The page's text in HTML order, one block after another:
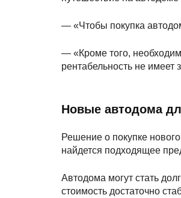
— «Чтобы покупка
— «Кроме того,
рентабельность не имеет
Новые автодома
Решение о покупке
найдется подходящее
Автодома могут стать
стоимость достаточно